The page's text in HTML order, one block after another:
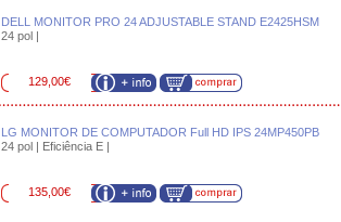
DELL MONITOR PRO 24 ADJUSTABLE STAND E2425HSM
24 pol |
129,00€
LG MONITOR DE COMPUTADOR Full HD IPS 24MP450PB
24 pol | Eficiência E |
135,00€